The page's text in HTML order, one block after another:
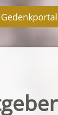
Gedenkportal